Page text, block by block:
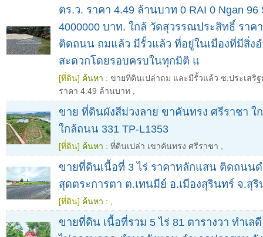
ตร.ว. ราคา 4.49 ล้านบาท 0 RAI 0 Ngan 96
4000000 บาท. ใกล้ วัดสุวรรณประสิทธิ์ ราค
ติดถนน ถมแล้ว มีรั้วแล้ว ที่อยู่ในเมืองที่มีสิ่ง
สะดวกโดยรอบครบในทุกมิติ แ
[ที่ดิน] ค้นหา : ขายที่ดินเปล่าถม และมีรั้วแล้ว ซ.ประเสริ
ราคา 4.49 ล้านบาท
ขาย ที่ดินผังสีม่วงลาย ขาคันทรง ศรีราชา ใ
ใกล้ถนน 331 TP-L1353
[ที่ดิน] ค้นหา : ที่ดินเปล่า เขาคันทรง ศรีราชา
ขายที่ดินเนื้อที่ 3 ไร่ ราคาหลักแสน ติดถนน
สุดตระการตา ต.เทนมีย์ อ.เมืองสุรินทร์ จ.สุริ
[ที่ดิน] ค้นหา :
ขายที่ดิน เนื้อที่รวม 5 ไร่ 81 ตารางวา ทำเ